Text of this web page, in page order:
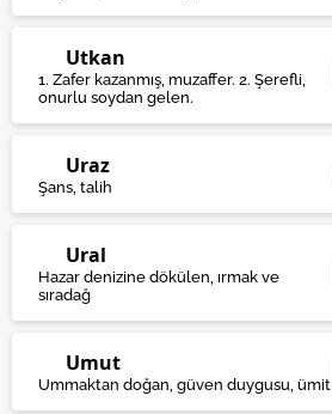
Utkan
1. Zafer kazanmış, muzaffer. 2. Şerefli,
onurlu soydan gelen.
Uraz
Şans, talih
Ural
Hazar denizine dökülen, ırmak ve
sıradağ
Umut
Ummaktan doğan, güven duygusu, ümit